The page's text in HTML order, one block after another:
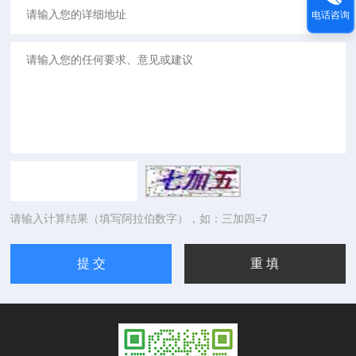
请输入计算结果（填写阿拉伯数字），如：三加四=7
电话咨询